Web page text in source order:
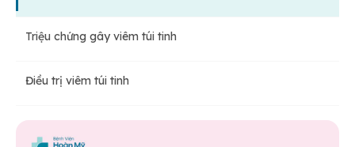
Triệu chứng gây viêm túi tinh
Điều trị viêm túi tinh